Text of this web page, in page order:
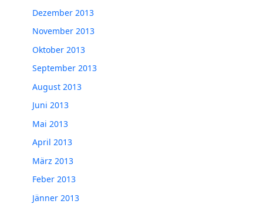
Dezember 2013
November 2013
Oktober 2013
September 2013
August 2013
Juni 2013
Mai 2013
April 2013
März 2013
Feber 2013
Jänner 2013